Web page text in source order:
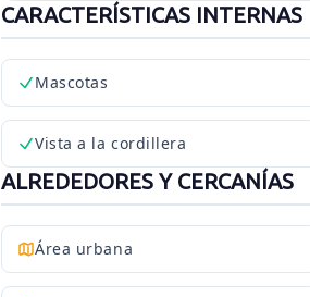
CARACTERÍSTICAS INTERNAS
Mascotas
Vista a la cordillera
ALREDEDORES Y CERCANÍAS
Área urbana